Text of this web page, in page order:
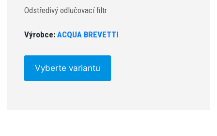
Odstředivý odlučovací filtr
Výrobce: ACQUA BREVETTI
Vyberte variantu